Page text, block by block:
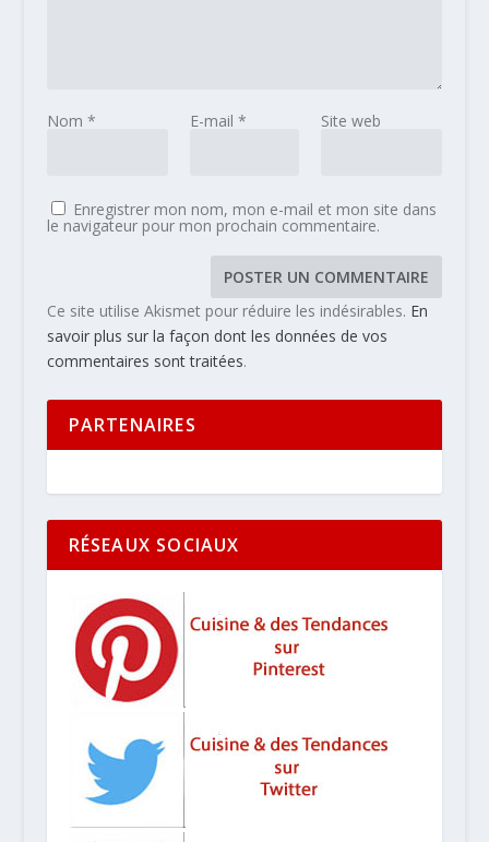
Nom * E-mail * Site web
Enregistrer mon nom, mon e-mail et mon site dans
le navigateur pour mon prochain commentaire.
Ce site utilise Akismet pour réduire les indésirables. En
savoir plus sur la façon dont les données de vos
commentaires sont traitées.
PARTENAIRES
RÉSEAUX SOCIAUX